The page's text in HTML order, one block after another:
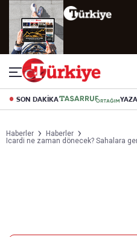
SON DAKİKA
Haberler
Haberler
Icardi ne zaman dönecek? Sahalara